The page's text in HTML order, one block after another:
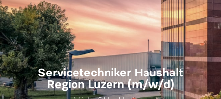
Servicetechniker Haushalt
Region Luzern (m/w/d)